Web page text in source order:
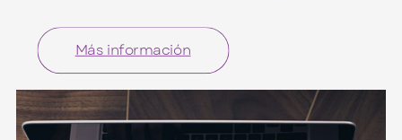
Más información